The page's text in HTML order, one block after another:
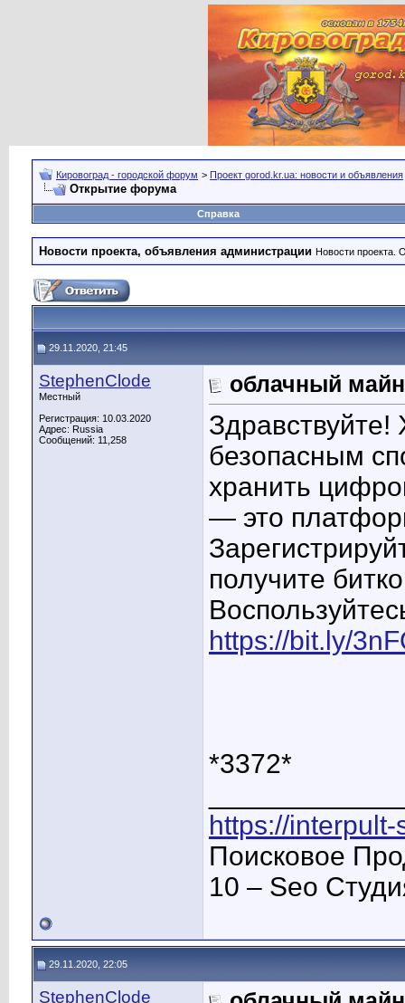
Кировоград - городской форум > Проект gorod.kr.ua: новости и объявления
Открытие форума
Справка
Новости проекта, объявления администрации Новости проекта.
29.11.2020, 21:45
StephenClode
Местный
Регистрация: 10.03.2020
Адрес: Russia
Сообщений: 11,258
облачный
безопасным
хранить
— это
получите
https://bit.ly/
*3372*
https://
Поисковое
10 – Seo
29.11.2020, 22:05
StephenClode